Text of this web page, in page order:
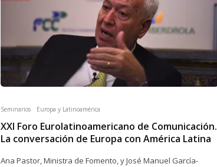
Seminarios Europa y Latinoamérica
XXI Foro Eurolatinoamericano de Comunicación.
La conversación de Europa con América Latina
Ana Pastor, Ministra de Fomento, y José Manuel García-